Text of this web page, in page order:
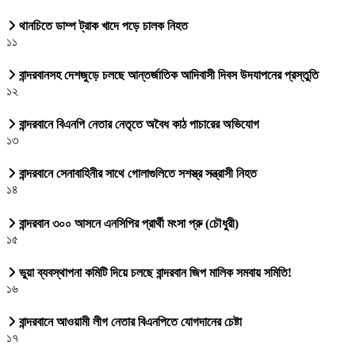
থানচিতে ডাম্প ট্রাক খাদে পড়ে চালক নিহত
১১
বান্দরবানসহ দেশজুড়ে চলছে আন্তর্জাতিক আদিবাসী দিবস উদযাপনের প্রস্তুতি
১২
বান্দরবানে বিএনপি নেতার নেতৃতে অবৈধ কাঠ পাচারের অভিযোগ
১৩
বান্দরবানে সেনাবাহিনীর সাথে গোলাগুলিতে সশস্ত্র সন্ত্রাসী নিহত
১৪
বান্দরবান ৩০০ আসনে এনসিপির প্রার্থী মংসা প্রু (চৌধুরী)
১৫
ভুয়া ব্যবস্থাপনা কমিটি দিয়ে চলছে বান্দরবান জিপ মালিক সমবায় সমিতি!
১৬
বান্দরবানে আওয়ামী লীগ নেতার বিএনপিতে যোগদানের চেষ্টা
১৭